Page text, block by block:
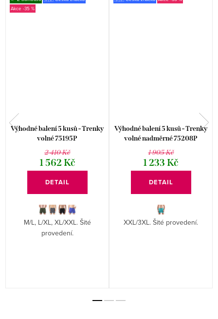
-35 %
Výhodné balení 5 kusů - Trenky
volné 75195P
2 410 Kč
1 562 Kč
DETAIL
M/L, L/XL, XL/XXL. Šité
provedení.
Výhodné balení 5 kusů - Trenky
volné nadměrné 75208P
1 905 Kč
1 233 Kč
DETAIL
XXL/3XL. Šité provedení.